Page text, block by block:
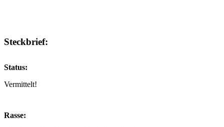
Steckbrief:
Status:
Vermittelt!
Rasse: